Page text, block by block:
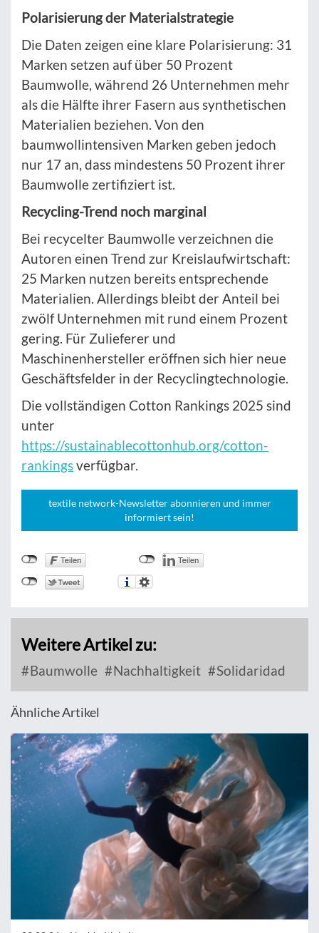
Polarisierung der Materialstrategie
Die Daten zeigen eine klare Polarisierung: 31
Marken setzen auf über 50 Prozent
Baumwolle, während 26 Unternehmen mehr
als die Hälfte ihrer Fasern aus synthetischen
Materialien beziehen. Von den
baumwollintensiven Marken geben jedoch
nur 17 an, dass mindestens 50 Prozent ihrer
Baumwolle zertifiziert ist.
Recycling-Trend noch marginal
Bei recycelter Baumwolle verzeichnen die
Autoren einen Trend zur Kreislaufwirtschaft:
25 Marken nutzen bereits entsprechende
Materialien. Allerdings bleibt der Anteil bei
zwölf Unternehmen mit rund einem Prozent
gering. Für Zulieferer und
Maschinenhersteller eröffnen sich hier neue
Geschäftsfelder in der Recyclingtechnologie.
Die vollständigen Cotton Rankings 2025 sind
unter
https://sustainablecottonhub.org/cotton-
rankingsverfügbar.
textile network-Newsletter abonnieren und immer
informiert sein!
Weitere Artikel zu:
Baumwolle Nachhaltigkeit Solidaridad
Ähnliche Artikel